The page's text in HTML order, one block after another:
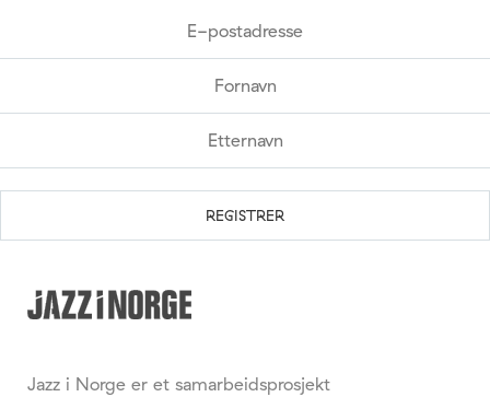
Jazz i Norge er et samarbeidsprosjekt